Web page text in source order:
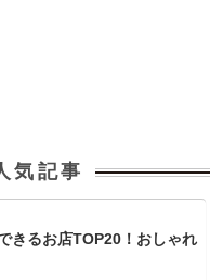
気記事
きるお店TOP20！おしゃれ